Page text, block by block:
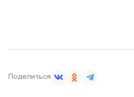
Поделиться